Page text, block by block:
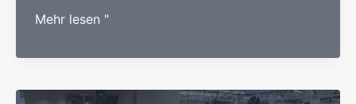
Ein
Leitfaden
Elektromotorlagern
Mehr lesen "